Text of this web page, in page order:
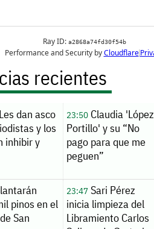
recientes
dan asco
y los
inhibir y
23:50Claudia 'López
Portillo' y su “No
pago para que me
peguen”
pinos en el
San
23:47Sari Pérez
inicia limpieza del
Libramiento Carlos